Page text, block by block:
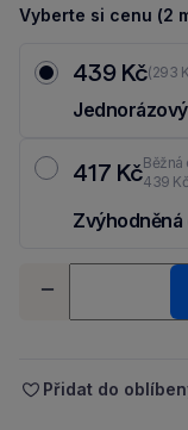
Vyberte si cenu (2
439 Kč(293
417 KčBěžná
439 Kč
Zvýhodněná
-
Přidat do